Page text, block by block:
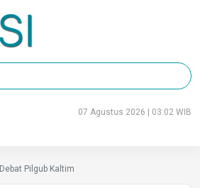
07 Agustus 2026 | 03:02 WIB
Debat Pilgub Kaltim